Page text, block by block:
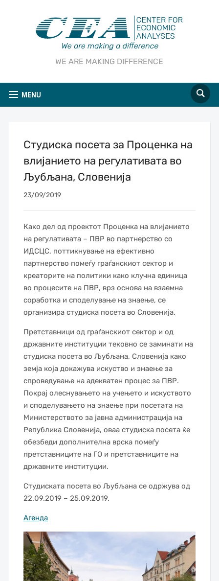
WE ARE MAKING DIFFERENCE
MENU
Студиска посета за Проценка на
влијанието на регулативата во
Љубљана, Словенија
23/09/2019
Како дел од проектот Проценка на влијанието
на регулативата – ПВР во партнерство со
ИДСЦС, поттикнување на ефективно
партнерство помеѓу граѓанскиот сектор и
креаторите на политики како клучна единица
во процесите на ПВР, врз основа на взаемна
соработка и споделување на знаење, се
организира студиска посета во Словенија.
Претставници од граѓанскиот сектор и од
државните институции тековно се заминати на
студиска посета во Љубљана, Словенија како
земја која докажува искуство и знаење за
спроведување на адекватен процес за ПВР.
Покрај олеснувањето на учењето и искуството
и споделувањето на знаење при посетата на
Министерството за јавна администрација на
Република Словенија, оваа студиска посета ќе
обезбеди дополнителна врска помеѓу
претставниците на ГО и претставниците на
државните институции.
Студиската посета во Љубљана се одржува од
22.09.2019 – 25.09.2019.
Агенда